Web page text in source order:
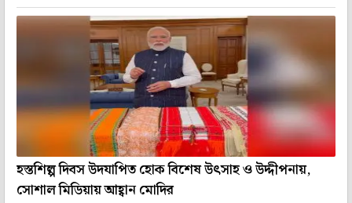
হস্তশিল্প দিবস উদযাপিত হোক বিশেষ উৎসাহ ও উদ্দীপনায়,
সোশাল মিডিয়ায় আহ্বান মোদির